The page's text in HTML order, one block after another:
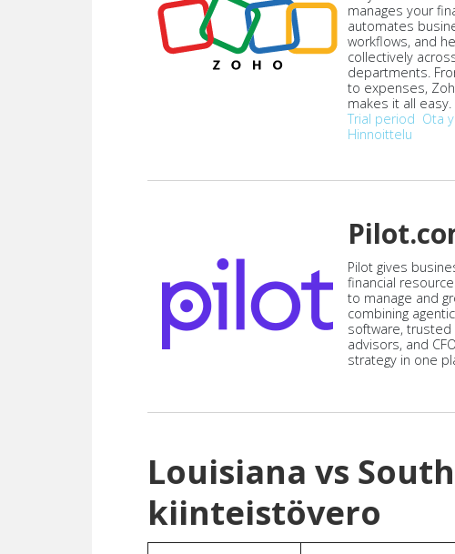
manages your
automates
workflows, and
collectively
departments.
to expenses,
makes it all easy.
Trial period Ota
Hinnoittelu
Pilot gives
financial
to manage and
combining
software, trusted
advisors, and
strategy in one
Louisiana vs
kiinteistövero